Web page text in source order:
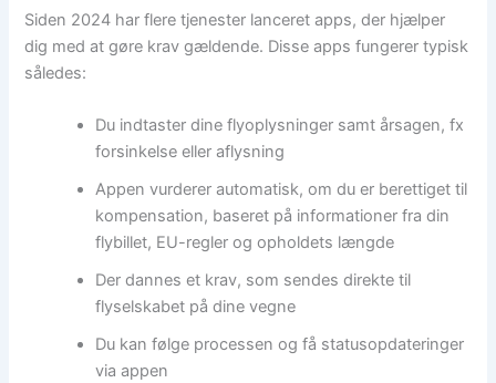
Siden 2024 har flere tjenester lanceret apps, der hjælper
dig med at gøre krav gældende. Disse apps fungerer typisk
således:
Du indtaster dine flyoplysninger samt årsagen, fx
forsinkelse eller aflysning
Appen vurderer automatisk, om du er berettiget til
kompensation, baseret på informationer fra din
flybillet, EU-regler og opholdets længde
Der dannes et krav, som sendes direkte til
flyselskabet på dine vegne
Du kan følge processen og få statusopdateringer
via appen